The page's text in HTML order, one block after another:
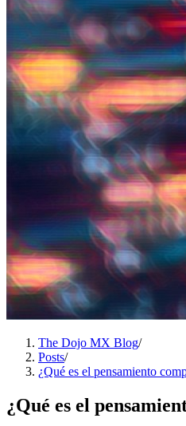
The Dojo MX Blog/
Posts/
¿Qué es el pensamiento
¿Qué es el